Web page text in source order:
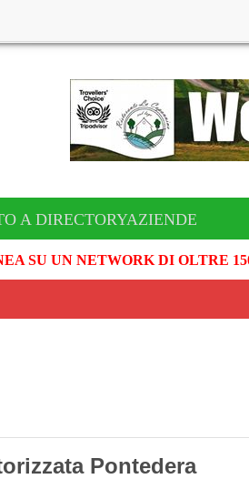
A DIRECTORYAZIENDE
SU UN NETWORK DI OLTRE
Pontedera